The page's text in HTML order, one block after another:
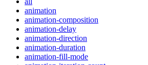
animation
animation-composition
animation-delay
animation-direction
animation-duration
animation-fill-mode